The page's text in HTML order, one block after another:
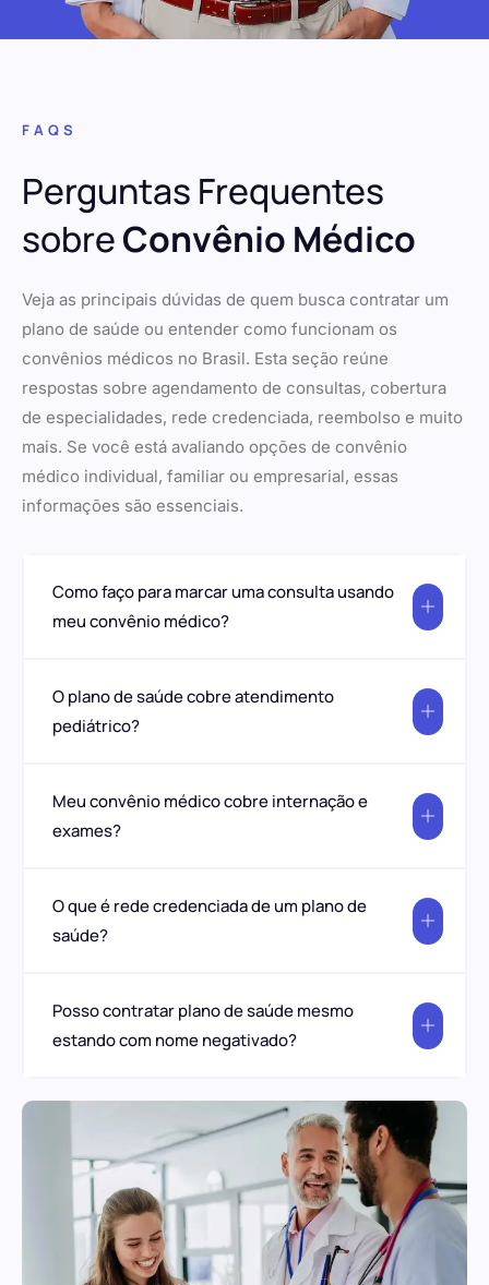
FAQS
Perguntas Frequentes
sobreConvênio Médico
Veja as principais dúvidas de quem busca contratar um
plano de saúde ou entender como funcionam os
convênios médicos no Brasil. Esta seção reúne
respostas sobre agendamento de consultas, cobertura
de especialidades, rede credenciada, reembolso e muito
mais. Se você está avaliando opções de convênio
médico individual, familiar ou empresarial, essas
informações são essenciais.
Como faço para marcar uma consulta usando
meu convênio médico?
O plano de saúde cobre atendimento
pediátrico?
Meu convênio médico cobre internação e
exames?
O que é rede credenciada de um plano de
saúde?
Posso contratar plano de saúde mesmo
estando com nome negativado?